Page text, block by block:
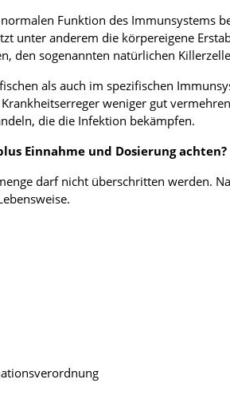
Funktion des Immunsystems
unter anderem die körpereigene
den sogenannten natürlichen
als auch im spezifischen
weniger gut
die die Infektion bekämpfen.
Einnahme und Dosierung achten?
darf nicht überschritten werden.